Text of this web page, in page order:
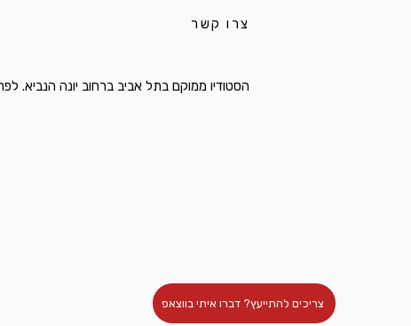
צריכים להתייעץ? דברו איתי בווצאפ
צרו קשר
הסטודיו ממוקם בתל אביב ברחוב יונה הנביא.